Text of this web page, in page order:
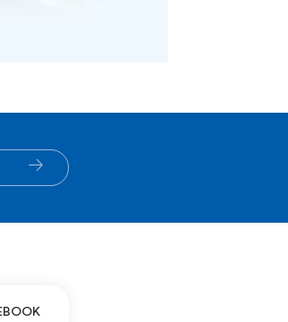
đảm bảo đạt
làm việc theo
xuất các sản